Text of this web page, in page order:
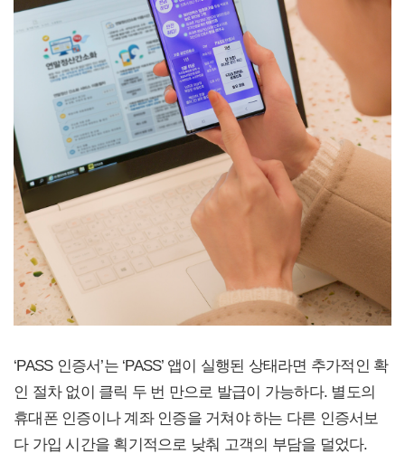
‘PASS 인증서’는 ‘PASS’ 앱이 실행된 상태라면 추가적인 확
인 절차 없이 클릭 두 번 만으로 발급이 가능하다. 별도의
휴대폰 인증이나 계좌 인증을 거쳐야 하는 다른 인증서보
다 가입 시간을 획기적으로 낮춰 고객의 부담을 덜었다.